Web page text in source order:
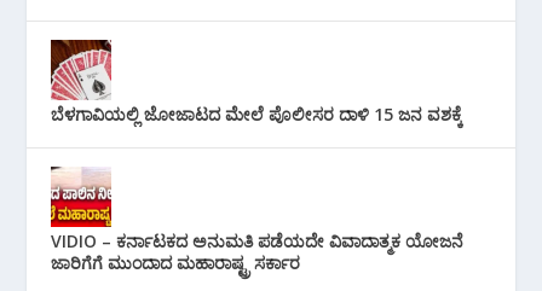
ಬೆಳಗಾವಿಯಲ್ಲಿ ಜೋಜಾಟದ ಮೇಲೆ ಪೊಲೀಸರ ದಾಳಿ 15 ಜನ ವಶಕ್ಕೆ
VIDIO – ಕರ್ನಾಟಕದ ಅನುಮತಿ ಪಡೆಯದೇ ವಿವಾದಾತ್ಮಕ ಯೋಜನೆ
ಜಾರಿಗೆಗೆ ಮುಂದಾದ ಮಹಾರಾಷ್ಟ್ರ ಸರ್ಕಾರ